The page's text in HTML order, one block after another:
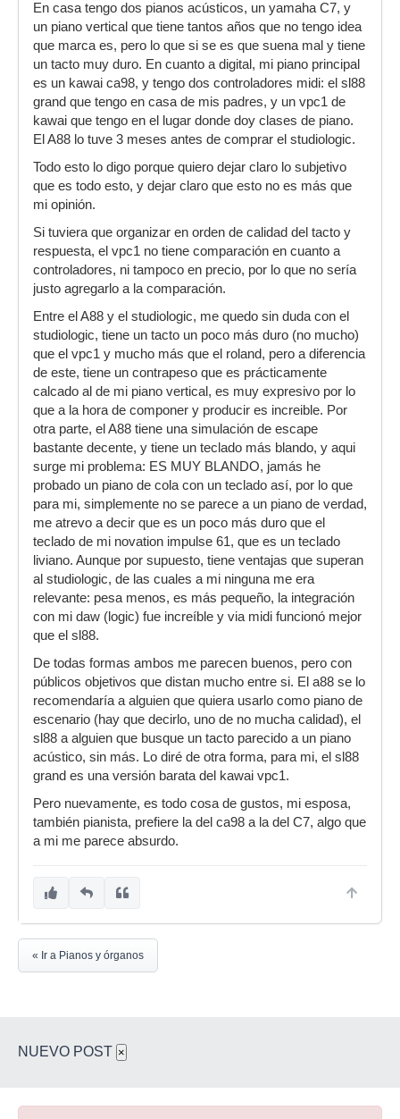
En casa tengo dos pianos acústicos, un yamaha C7, y
un piano vertical que tiene tantos años que no tengo idea
que marca es, pero lo que si se es que suena mal y tiene
un tacto muy duro. En cuanto a digital, mi piano principal
es un kawai ca98, y tengo dos controladores midi: el sl88
grand que tengo en casa de mis padres, y un vpc1 de
kawai que tengo en el lugar donde doy clases de piano.
El A88 lo tuve 3 meses antes de comprar el studiologic.
Todo esto lo digo porque quiero dejar claro lo subjetivo
que es todo esto, y dejar claro que esto no es más que
mi opinión.
Si tuviera que organizar en orden de calidad del tacto y
respuesta, el vpc1 no tiene comparación en cuanto a
controladores, ni tampoco en precio, por lo que no sería
justo agregarlo a la comparación.
Entre el A88 y el studiologic, me quedo sin duda con el
studiologic, tiene un tacto un poco más duro (no mucho)
que el vpc1 y mucho más que el roland, pero a diferencia
de este, tiene un contrapeso que es prácticamente
calcado al de mi piano vertical, es muy expresivo por lo
que a la hora de componer y producir es increible. Por
otra parte, el A88 tiene una simulación de escape
bastante decente, y tiene un teclado más blando, y aqui
surge mi problema: ES MUY BLANDO, jamás he
probado un piano de cola con un teclado así, por lo que
para mi, simplemente no se parece a un piano de verdad,
me atrevo a decir que es un poco más duro que el
teclado de mi novation impulse 61, que es un teclado
liviano. Aunque por supuesto, tiene ventajas que superan
al studiologic, de las cuales a mi ninguna me era
relevante: pesa menos, es más pequeño, la integración
con mi daw (logic) fue increíble y via midi funcionó mejor
que el sl88.
De todas formas ambos me parecen buenos, pero con
públicos objetivos que distan mucho entre si. El a88 se lo
recomendaría a alguien que quiera usarlo como piano de
escenario (hay que decirlo, uno de no mucha calidad), el
sl88 a alguien que busque un tacto parecido a un piano
acústico, sin más. Lo diré de otra forma, para mi, el sl88
grand es una versión barata del kawai vpc1.
Pero nuevamente, es todo cosa de gustos, mi esposa,
también pianista, prefiere la del ca98 a la del C7, algo que
a mi me parece absurdo.
« Ir a Pianos y órganos
NUEVO POST ×